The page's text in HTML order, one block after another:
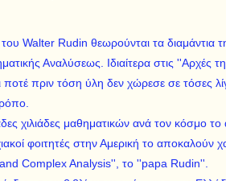
του Walter Rudin θεωρούνται τα διαμάντια
Αναλύσεως. Ιδιαίτερα στις ''Αρχές
ποτέ πριν τόση ύλη δεν χώρεσε σε τόσες
χιλιάδες μαθηματικών ανά τον κόσμο
φοιτητές στην Αμερική το αποκαλούν
Complex Analysis'', το ''papa Rudin''.